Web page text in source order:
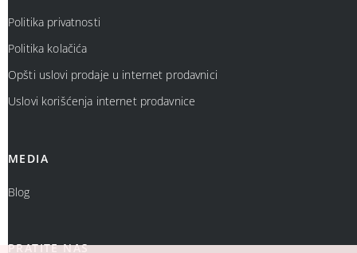
Politika privatnosti
Politika kolačića
Opšti uslovi prodaje u internet prodavnici
Uslovi korišćenja internet prodavnice
MEDIA
Blog
PRATITE NAS